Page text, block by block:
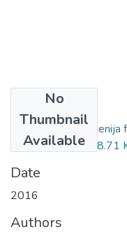
No
Thumbnail
Available
Osobennosti
paradigme.pdf(828.71
Date
2016
Authors